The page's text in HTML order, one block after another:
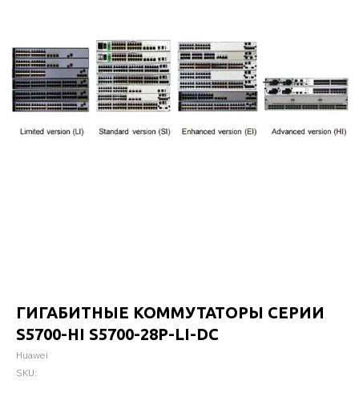
ГИГАБИТНЫЕ КОММУТАТОРЫ СЕРИИ
S5700-HI S5700-28P-LI-DC
Huawei
SKU: